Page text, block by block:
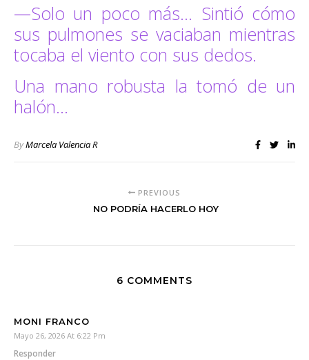
—Solo un poco más… Sintió cómo
sus pulmones se vaciaban mientras
tocaba el viento con sus dedos.
Una mano robusta la tomó de un
halón…
ByMarcela Valencia R
PREVIOUS
NO PODRÍA HACERLO HOY
6 COMMENTS
MONI FRANCO
Mayo 26, 2026 At 6:22 Pm
Responder